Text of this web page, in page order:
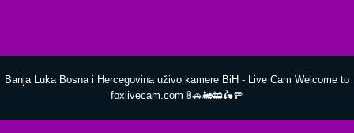
Banja Luka Bosna i Hercegovina uživo kamere BiH - Live Cam Welcome to
foxlivecam.com 🚦🚗🚂🚋🛵🚥